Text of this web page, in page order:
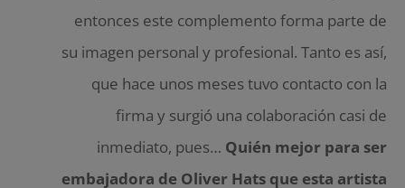
entonces este complemento forma parte de
su imagen personal y profesional. Tanto es así,
que hace unos meses tuvo contacto con la
firma y surgió una colaboración casi de
inmediato, pues… Quién mejor para ser
embajadora de Oliver Hats que esta artista